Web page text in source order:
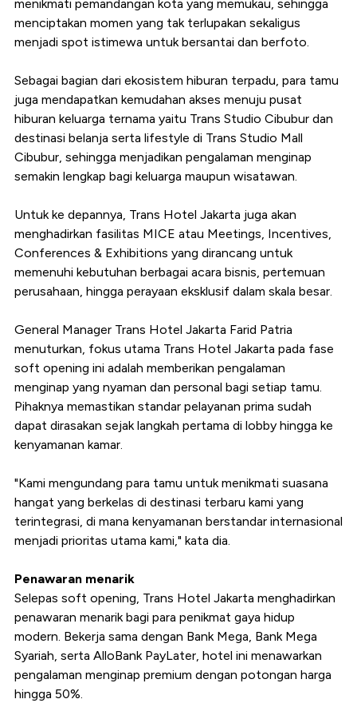
menikmati pemandangan kota yang memukau, sehingga
menciptakan momen yang tak terlupakan sekaligus
menjadi spot istimewa untuk bersantai dan berfoto.
Sebagai bagian dari ekosistem hiburan terpadu, para tamu
juga mendapatkan kemudahan akses menuju pusat
hiburan keluarga ternama yaitu Trans Studio Cibubur dan
destinasi belanja serta lifestyle di Trans Studio Mall
Cibubur, sehingga menjadikan pengalaman menginap
semakin lengkap bagi keluarga maupun wisatawan.
Untuk ke depannya, Trans Hotel Jakarta juga akan
menghadirkan fasilitas MICE atau Meetings, Incentives,
Conferences & Exhibitions yang dirancang untuk
memenuhi kebutuhan berbagai acara bisnis, pertemuan
perusahaan, hingga perayaan eksklusif dalam skala besar.
General Manager Trans Hotel Jakarta Farid Patria
menuturkan, fokus utama Trans Hotel Jakarta pada fase
soft opening ini adalah memberikan pengalaman
menginap yang nyaman dan personal bagi setiap tamu.
Pihaknya memastikan standar pelayanan prima sudah
dapat dirasakan sejak langkah pertama di lobby hingga ke
kenyamanan kamar.
"Kami mengundang para tamu untuk menikmati suasana
hangat yang berkelas di destinasi terbaru kami yang
terintegrasi, di mana kenyamanan berstandar internasional
menjadi prioritas utama kami," kata dia.
Penawaran menarik
Selepas soft opening, Trans Hotel Jakarta menghadirkan
penawaran menarik bagi para penikmat gaya hidup
modern. Bekerja sama dengan Bank Mega, Bank Mega
Syariah, serta AlloBank PayLater, hotel ini menawarkan
pengalaman menginap premium dengan potongan harga
hingga 50%.